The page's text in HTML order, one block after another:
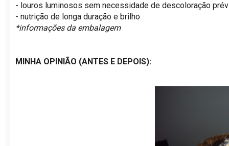
- louros luminosos sem necessidade de descoloração
- nutrição de longa duração e brilho
*informações da embalagem
MINHA OPINIÃO (ANTES E DEPOIS):